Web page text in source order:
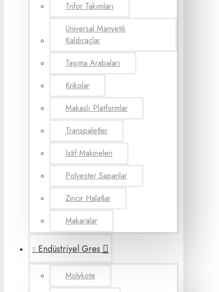
Trifor Takımları
Universal Manyetik
Kaldıraçlar
Taşıma Arabaları
Krikolar
Makaslı Platformlar
Transpaletler
İstif Makineleri
Polyester Sapanlar
Zincir Halatlar
Makaralar
Endüstriyel Gres
Molykote